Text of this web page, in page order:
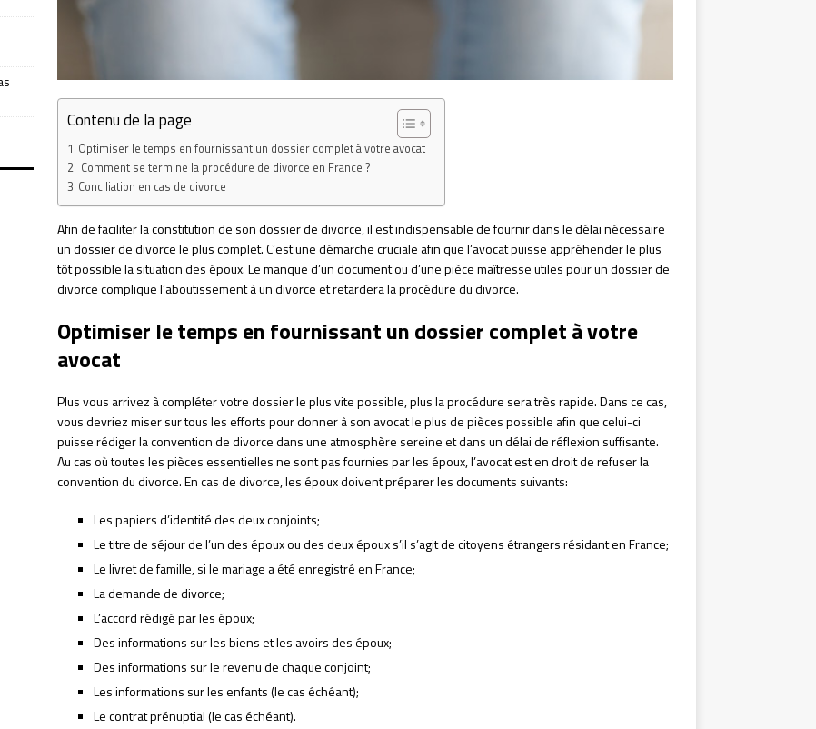
Contenu de la page
Optimiser le temps en fournissant un dossier complet à votre avocat
Comment se termine la procédure de divorce en France ?
Conciliation en cas de divorce
Afin de faciliter la constitution de son dossier de divorce, il est indispensable de fournir dans le délai nécessaire
un dossier de divorce le plus complet. C’est une démarche cruciale afin que l’avocat puisse appréhender le plus
tôt possible la situation des époux. Le manque d’un document ou d’une pièce maîtresse utiles pour un dossier de
divorce complique l’aboutissement à un divorce et retardera la procédure du divorce.
Optimiser le temps en fournissant un dossier complet à votre
avocat
Plus vous arrivez à compléter votre dossier le plus vite possible, plus la procédure sera très rapide. Dans ce cas,
vous devriez miser sur tous les efforts pour donner à son avocat le plus de pièces possible afin que celui-ci
puisse rédiger la convention de divorce dans une atmosphère sereine et dans un délai de réflexion suffisante.
Au cas où toutes les pièces essentielles ne sont pas fournies par les époux, l’avocat est en droit de refuser la
convention du divorce. En cas de divorce, les époux doivent préparer les documents suivants:
Les papiers d’identité des deux conjoints;
Le titre de séjour de l’un des époux ou des deux époux s’il s’agit de citoyens étrangers résidant en France;
Le livret de famille, si le mariage a été enregistré en France;
La demande de divorce;
L’accord rédigé par les époux;
Des informations sur les biens et les avoirs des époux;
Des informations sur le revenu de chaque conjoint;
Les informations sur les enfants (le cas échéant);
Le contrat prénuptial (le cas échéant).